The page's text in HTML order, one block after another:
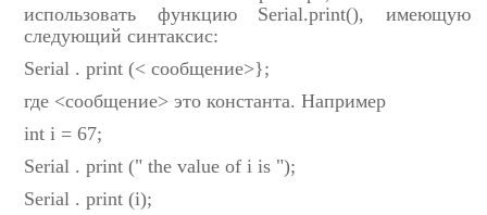
использовать функцию Serial.print(), имеющую
следующий синтаксис:
Serial . print (< сообщение>};
где <сообщение> это константа. Например
int i = 67;
Serial . print (" the value of i is ");
Serial . print (i);